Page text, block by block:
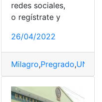
UNEMI, Universidad
redes sociales,
o regístrate y
26/04/2022
Milagro,Pregrado,UNEMI